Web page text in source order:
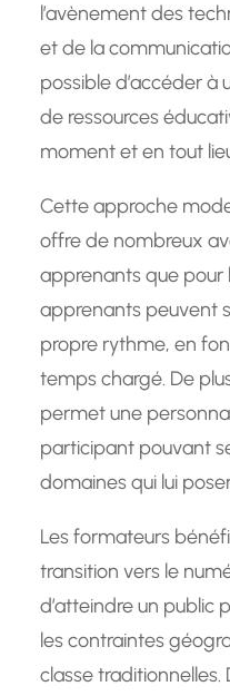
l’avènement des
et de la
possible d’accéder à
de ressources
moment et en tout
Cette approche
offre de nombreux
apprenants que pour
apprenants peuvent
propre rythme, en
temps chargé. De
permet une
participant pouvant
domaines qui lui
Les formateurs
transition vers le
d’atteindre un public
les contraintes
classe traditionnelles.